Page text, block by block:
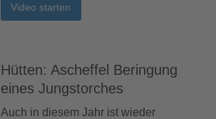
Video starten
Hütten: Ascheffel Beringung
eines Jungstorches
Auch in diesem Jahr ist wieder